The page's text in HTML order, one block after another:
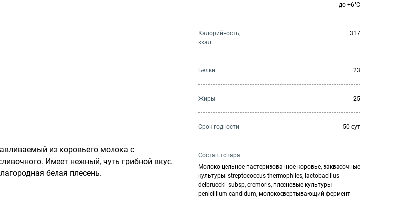
из коровьего молока с
Имеет нежный, чуть грибной вкус.
белая плесень.
до +6°С
Калорийность,
ккал
317
Белки 23
Жиры 25
Cрок годности 50 сут
Состав товара
Молоко цельное пастеризованное коровье, заквасочные
культуры: streptococcus thermophiles, lactobacillus
delbrueckii subsp, cremoris, плесневые культуры
penicillium candidum, молокосвертывающий фермент